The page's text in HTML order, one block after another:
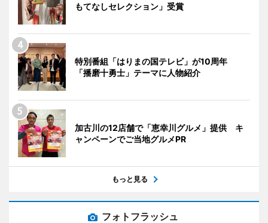
もてなしセレクション」受賞
特別番組「はりまの国テレビ」が10周年
「播磨十勇士」テーマに人物紹介
加古川の12店舗で「恵幸川グルメ」提供 キ
ャンペーンでご当地グルメPR
もっと見る
フォトフラッシュ